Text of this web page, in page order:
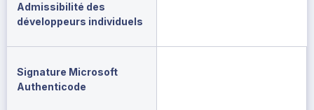
Admissibilité des
développeurs individuels
Signature Microsoft
Authenticode